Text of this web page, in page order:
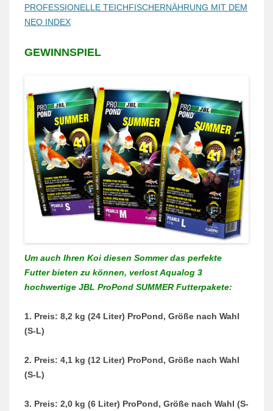
PROFESSIONELLE TEICHFISCHERNÄHRUNG MIT DEM
NEO INDEX
GEWINNSPIEL
Um auch Ihren Koi diesen Sommer das perfekte
Futter bieten zu können, verlost Aqualog 3
hochwertige JBL ProPond SUMMER Futterpakete:
1. Preis: 8,2 kg (24 Liter) ProPond, Größe nach Wahl
(S-L)
2. Preis: 4,1 kg (12 Liter) ProPond, Größe nach Wahl
(S-L)
3. Preis: 2,0 kg (6 Liter) ProPond, Größe nach Wahl (S-